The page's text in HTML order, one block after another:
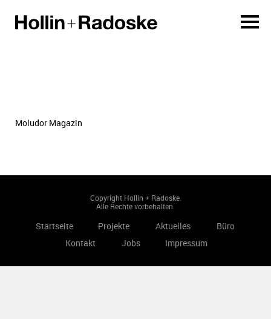
Moludor Magazin
Copyright Hollin + Radoske.
Alle Rechte vorbehalten.
Startseite Projekte Aktuelles
Büro
Kontakt
Jobs Impressum